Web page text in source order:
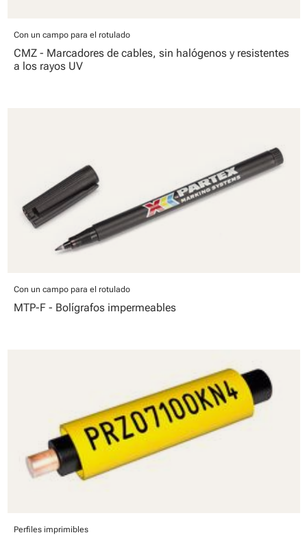
Con un campo para el rotulado
CMZ - Marcadores de cables, sin halógenos y resistentes
a los rayos UV
Con un campo para el rotulado
MTP-F - Bolígrafos impermeables
Perfiles imprimibles